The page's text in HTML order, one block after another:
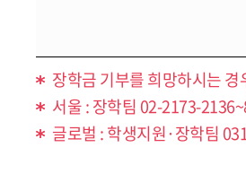
장학금 기부를 희망하시는
서울 : 장학팀 02-2173-
글로벌 : 학생지원·장학팀